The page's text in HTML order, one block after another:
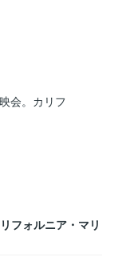
フォルニア・マリ